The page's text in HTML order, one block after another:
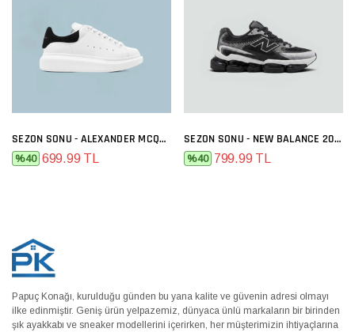
SEZON SONU - ALEXANDER MCQUEEN BEYAZ SIYAH
%40 699.99 TL
SEZON SONU - NEW BALANCE 2000 SIYAH BEYAZ
%40 799.99 TL
Papuç Konağı, kurulduğu günden bu yana kalite ve güvenin adresi olmayı
ilke edinmiştir. Geniş ürün yelpazemiz, dünyaca ünlü markaların bir birinden
şık ayakkabı ve sneaker modellerini içerirken, her müşterimizin ihtiyaçlarına